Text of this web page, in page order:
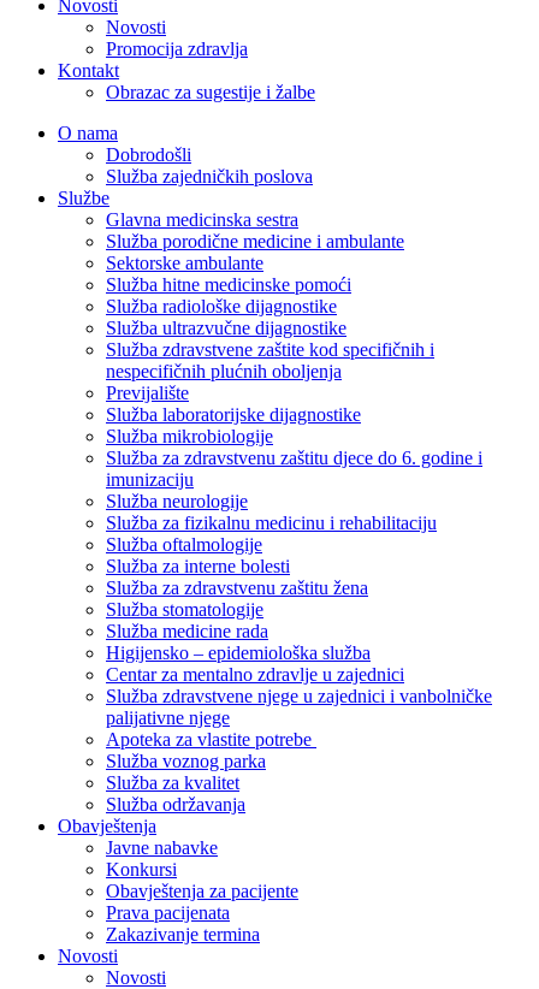
Novosti
Novosti
Promocija zdravlja
Kontakt
Obrazac za sugestije i žalbe
O nama
Dobrodošli
Služba zajedničkih poslova
Službe
Glavna medicinska sestra
Služba porodične medicine i ambulante
Sektorske ambulante
Služba hitne medicinske pomoći
Služba radiološke dijagnostike
Služba ultrazvučne dijagnostike
Služba zdravstvene zaštite kod specifičnih i
nespecifičnih plućnih oboljenja
Previjalište
Služba laboratorijske dijagnostike
Služba mikrobiologije
Služba za zdravstvenu zaštitu djece do 6. godine i
imunizaciju
Služba neurologije
Služba za fizikalnu medicinu i rehabilitaciju
Služba oftalmologije
Služba za interne bolesti
Služba za zdravstvenu zaštitu žena
Služba stomatologije
Služba medicine rada
Higijensko – epidemiološka služba
Centar za mentalno zdravlje u zajednici
Služba zdravstvene njege u zajednici i vanbolničke
palijativne njege
Apoteka za vlastite potrebe
Služba voznog parka
Služba za kvalitet
Služba održavanja
Obavještenja
Javne nabavke
Konkursi
Obavještenja za pacijente
Prava pacijenata
Zakazivanje termina
Novosti
Novosti